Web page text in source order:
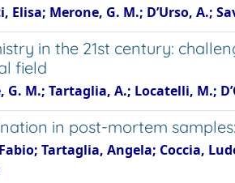
Elisa; Merone, G. M.; D’Urso,
in the 21st century:
field
G. M.; Tartaglia, A.; Locatelli, M.;
in post-mortem
Tartaglia, Angela; Coccia,